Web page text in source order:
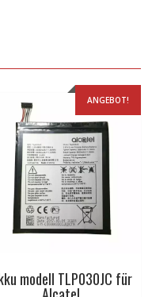
ANGEBOT!
modell TLP030JC für